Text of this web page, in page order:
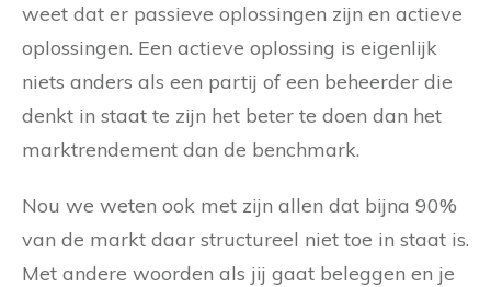
weet dat er passieve oplossingen zijn en actieve
oplossingen. Een actieve oplossing is eigenlijk
niets anders als een partij of een beheerder die
denkt in staat te zijn het beter te doen dan het
marktrendement dan de benchmark.
Nou we weten ook met zijn allen dat bijna 90%
van de markt daar structureel niet toe in staat is.
Met andere woorden als jij gaat beleggen en je